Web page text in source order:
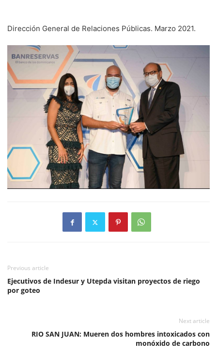
Dirección General de Relaciones Públicas. Marzo 2021.
Previous article
Ejecutivos de Indesur y Utepda visitan proyectos de riego
por goteo
Next article
RIO SAN JUAN: Mueren dos hombres intoxicados con
monóxido de carbono